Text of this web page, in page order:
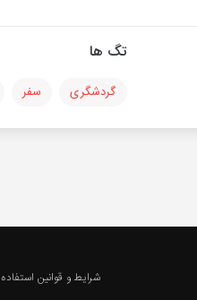
تگ ها
گردشگری سفر
شرایط و قوانین استفاده